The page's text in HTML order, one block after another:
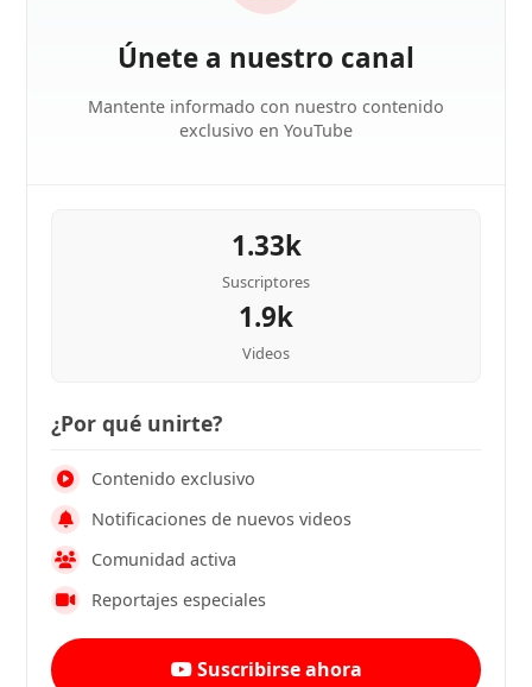
Únete a nuestro canal
Mantente informado con nuestro contenido
exclusivo en YouTube
1.33k
Suscriptores
1.9k
Videos
¿Por qué unirte?
Contenido exclusivo
Notificaciones de nuevos videos
Comunidad activa
Reportajes especiales
Suscribirse ahora